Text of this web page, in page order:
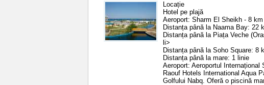
Locație
Hotel pe plajă
Aeroport: Sharm El Sheikh - 8 km
Distanța până la Naama Bay: 22
Distanța până la Piața Veche
li>
Distanța până la Soho Square: 8
Distanța până la mare: 1 linie
Aeroport: Aeroportul Internațional
Raouf Hotels International Aqua
Golfului Nabq. Oferă o piscină